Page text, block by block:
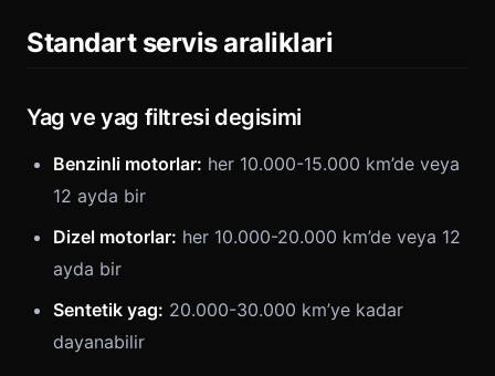
Standart servis araliklari
Yag ve yag filtresi degisimi
Benzinli motorlar: her 10.000-15.000 km’de veya
12 ayda bir
Dizel motorlar: her 10.000-20.000 km’de veya 12
ayda bir
Sentetik yag: 20.000-30.000 km’ye kadar
dayanabilir